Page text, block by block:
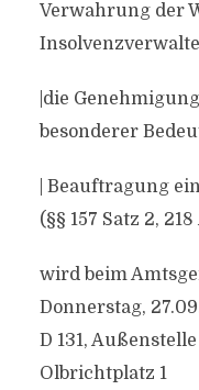
Verwahrung der
|die
besonderer
| Beauftragung
(§§ 157 Satz 2,
wird beim
Donnerstag,
D 131,
Olbrichtplatz 1